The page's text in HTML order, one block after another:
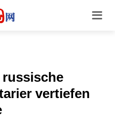
vertiefen